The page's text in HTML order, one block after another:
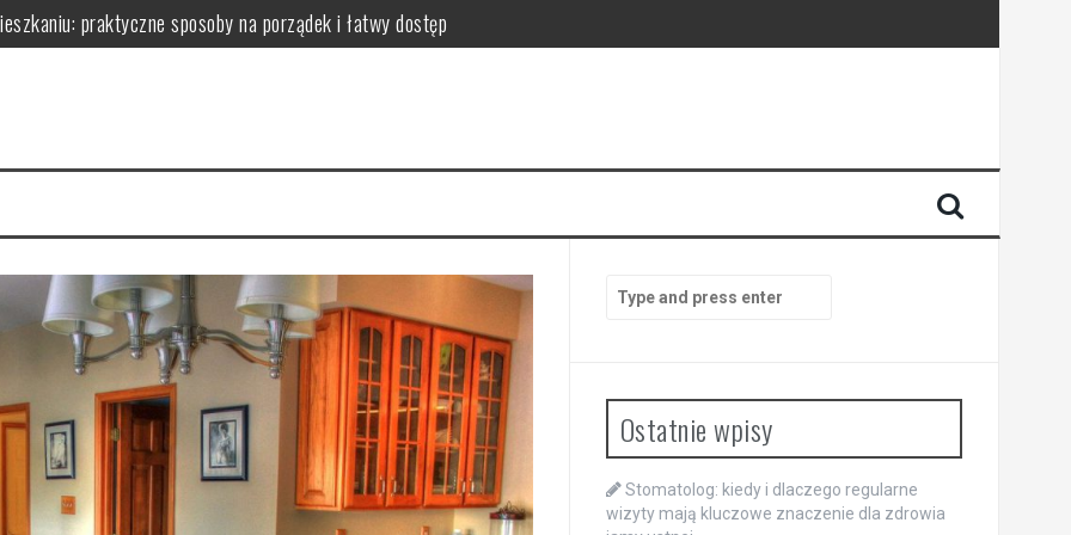
praktyczne sposoby na porządek i łatwy dostęp
wybrać i zamontować funkcjonalną przegrodę ze szkła hartowanego
dodają przestrzeni, a kiedy mogą przeszkadzać?
– praktyczne porady wyboru, montażu i aranżacji przestrzeni
for:
Ostatnie wpisy
Stomatolog: kiedy i dlaczego regularne
wizyty mają kluczowe znaczenie dla zdrowia